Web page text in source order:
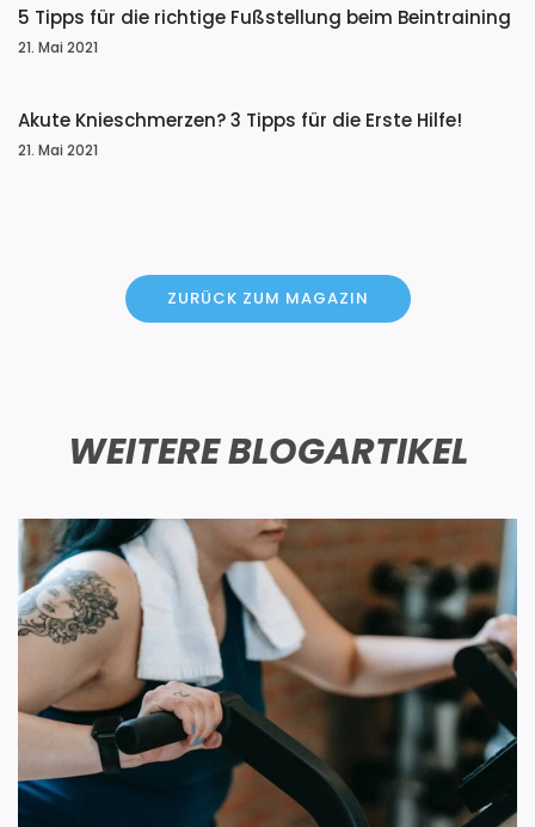
5 Tipps für die richtige Fußstellung beim Beintraining
21. Mai 2021
Akute Knieschmerzen? 3 Tipps für die Erste Hilfe!
21. Mai 2021
ZURÜCK ZUM MAGAZIN
WEITERE BLOGARTIKEL